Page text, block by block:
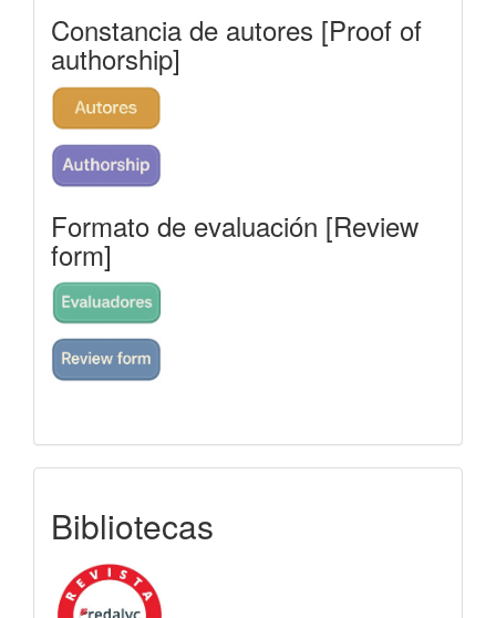
Constancia de autores [Proof of
authorship]
Formato de evaluación [Review
form]
Bibliotecas